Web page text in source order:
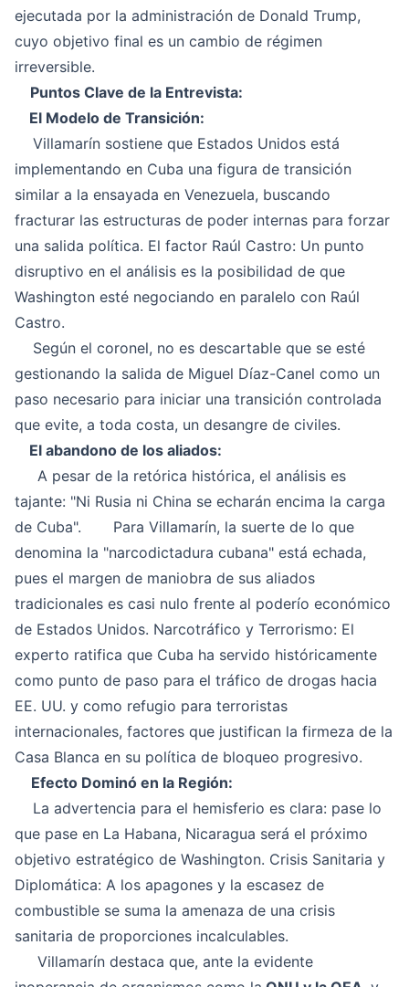
ejecutada por la administración de Donald Trump,
cuyo objetivo final es un cambio de régimen
irreversible.
Puntos Clave de la Entrevista:
El Modelo de Transición:
Villamarín sostiene que Estados Unidos está
implementando en Cuba una figura de transición
similar a la ensayada en Venezuela, buscando
fracturar las estructuras de poder internas para forzar
una salida política. El factor Raúl Castro: Un punto
disruptivo en el análisis es la posibilidad de que
Washington esté negociando en paralelo con Raúl
Castro.
Según el coronel, no es descartable que se esté
gestionando la salida de Miguel Díaz-Canel como un
paso necesario para iniciar una transición controlada
que evite, a toda costa, un desangre de civiles.
El abandono de los aliados:
A pesar de la retórica histórica, el análisis es
tajante: "Ni Rusia ni China se echarán encima la carga
de Cuba". Para Villamarín, la suerte de lo que
denomina la "narcodictadura cubana" está echada,
pues el margen de maniobra de sus aliados
tradicionales es casi nulo frente al poderío económico
de Estados Unidos. Narcotráfico y Terrorismo: El
experto ratifica que Cuba ha servido históricamente
como punto de paso para el tráfico de drogas hacia
EE. UU. y como refugio para terroristas
internacionales, factores que justifican la firmeza de la
Casa Blanca en su política de bloqueo progresivo.
Efecto Dominó en la Región:
La advertencia para el hemisferio es clara: pase lo
que pase en La Habana, Nicaragua será el próximo
objetivo estratégico de Washington. Crisis Sanitaria y
Diplomática: A los apagones y la escasez de
combustible se suma la amenaza de una crisis
sanitaria de proporciones incalculables.
Villamarín destaca que, ante la evidente